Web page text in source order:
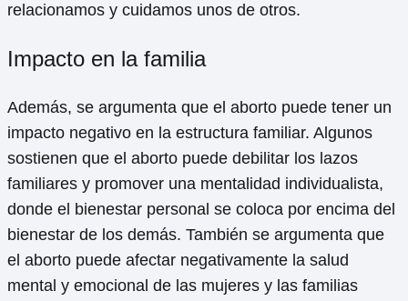
relacionamos y cuidamos unos de otros.
Impacto en la familia
Además, se argumenta que el aborto puede tener un
impacto negativo en la estructura familiar. Algunos
sostienen que el aborto puede debilitar los lazos
familiares y promover una mentalidad individualista,
donde el bienestar personal se coloca por encima del
bienestar de los demás. También se argumenta que
el aborto puede afectar negativamente la salud
mental y emocional de las mujeres y las familias